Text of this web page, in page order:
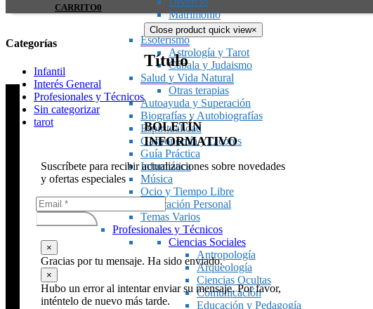
Matrimonio
Sexualidad
Esoterismo
Astrología y Tarot
Cábala y Judaismo
Salud y Vida Natural
Otras terapias
Autoayuda y Superación
Biografías y Autobiografías
Espiritualidad
Gastronomía y Licores
Guía Práctica
Informática
Música
Ocio y Tiempo Libre
Superación Personal
Temas Varios
Profesionales y Técnicos
Ciencias Sociales
Antropología
Arqueología
Ciencias Ocultas
Comunicación
Educación y Pedagogía
CARRITO0
Categorías
Infantil
Interés General
Profesionales y Técnicos
Sin categorizar
tarot
Close product quick view×
Título
BOLETÍN
INFORMATIVO
Suscríbete para recibir actualizaciones sobre novedades
y ofertas especiales
Subscribirse
×
Gracias por tu mensaje. Ha sido enviado.
×
Hubo un error al intentar enviar su mensaje. Por favor,
inténtelo de nuevo más tarde.